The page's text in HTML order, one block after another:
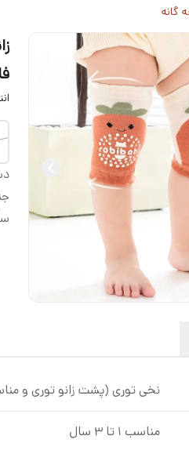
گانه
نخی توری (پشت زانو توری و
مناسب ۱ تا ۳ سال